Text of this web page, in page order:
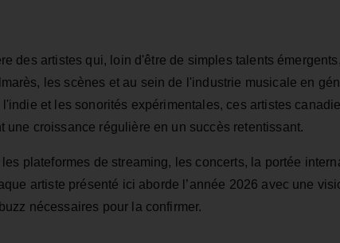
des artistes qui, loin d'être de simples talents
les scènes et au sein de l'industrie musicale en
et les sonorités expérimentales, ces artistes
une croissance régulière en un succès retentissant.
les plateformes de streaming, les concerts, la portée
artiste présenté ici aborde l’année 2026 avec une
nécessaires pour la confirmer.